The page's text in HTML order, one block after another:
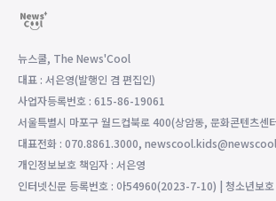
뉴스쿨, The News'Cool
대표 : 서은영(발행인 겸 편집인)
사업자등록번호 : 615-86-19061
서울특별시 마포구 월드컵북로 400(상암동, 문화콘텐츠센
대표전화 : 070.8861.3000,
개인정보보호 책임자 : 서은영
인터넷신문 등록번호 : 아54960(2023-7-10) | 청소년보호